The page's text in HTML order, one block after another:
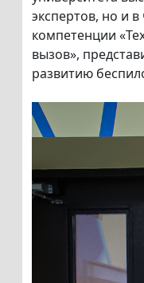
экспертов, но и
компетенции
вызов»,
развитию